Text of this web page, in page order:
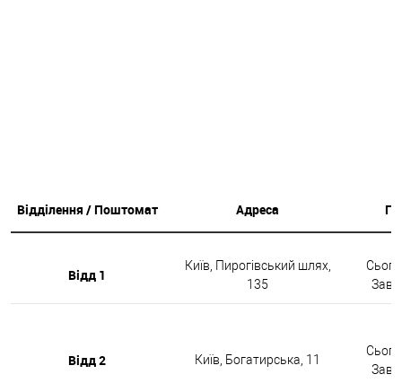
Відділення / Поштомат Адреса
Відд 1
Київ, Пирогівський шлях,
135
Відд 2 Київ, Богатирська, 11